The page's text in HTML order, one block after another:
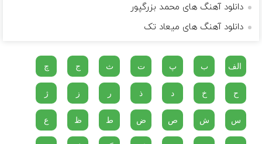
دانلود آهنگ های محمد بزرگپور
دانلود آهنگ های میعاد تک
الف ب پ ت ث ج چ
ح خ د ذ ر ز ژ
س ش ص ض ط ظ ع